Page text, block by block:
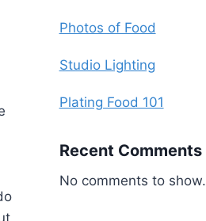
Photos of Food
Studio Lighting
Plating Food 101
Recent Comments
No comments to show.